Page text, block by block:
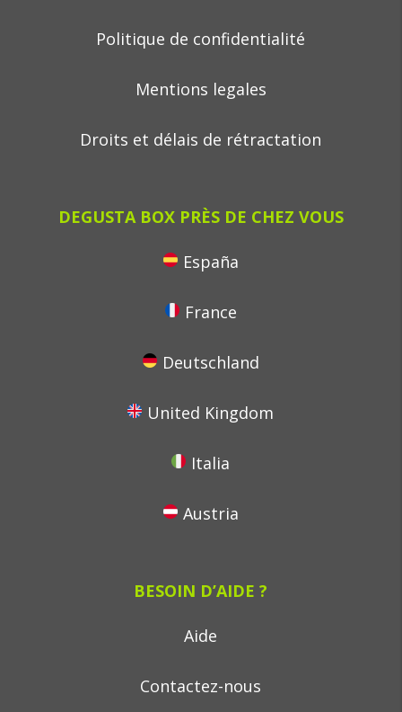
Politique de confidentialité
Mentions legales
Droits et délais de rétractation
DEGUSTA BOX PRÈS DE CHEZ VOUS
España
France
Deutschland
United Kingdom
Italia
Austria
BESOIN D’AIDE ?
Aide
Contactez-nous